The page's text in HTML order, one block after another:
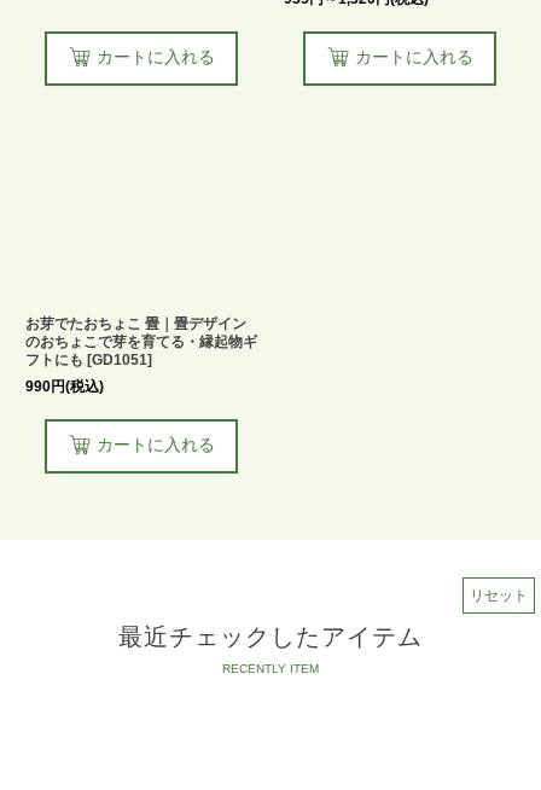
カートに入れる カートに入れる
お芽でたおちょこ 畳｜畳デザイン
のおちょこで芽を育てる・縁起物ギ
フトにも [GD1051]
990円(税込)
カートに入れる
最近チェックしたアイテム
リセット